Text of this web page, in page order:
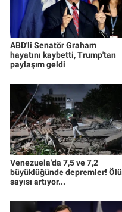
ABD'li Senatör Graham
hayatını kaybetti, Trump'tan
paylaşım geldi
Venezuela'da 7,5 ve 7,2
büyüklüğünde depremler! Ölü
sayısı artıyor...